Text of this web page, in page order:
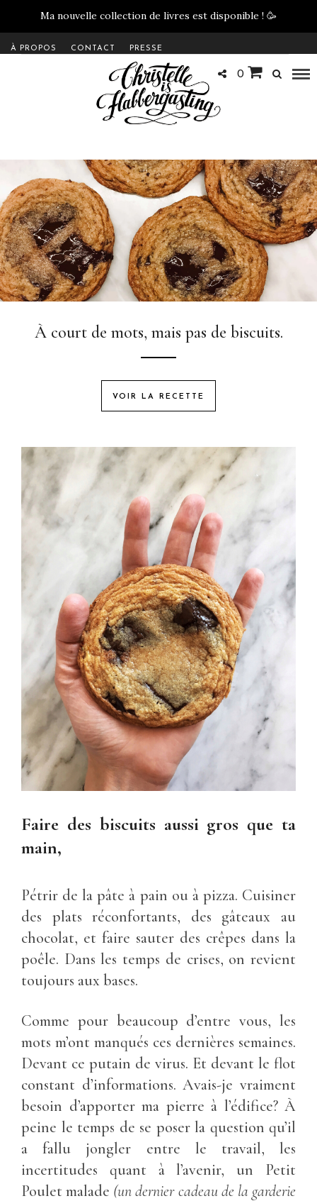
Ma nouvelle collection de livres est disponible ! 🥳
À PROPOS CONTACT PRESSE
0
À court de mots, mais pas de biscuits.
VOIR LA RECETTE
Faire des biscuits aussi gros que ta
main,
Pétrir de la pâte à pain ou à pizza. Cuisiner
des plats réconfortants, des gâteaux au
chocolat, et faire sauter des crêpes dans la
poêle. Dans les temps de crises, on revient
toujours aux bases.
Comme pour beaucoup d’entre vous, les
mots m’ont manqués ces dernières semaines.
Devant ce putain de virus. Et devant le flot
constant d’informations. Avais-je vraiment
besoin d’apporter ma pierre à l’édifice? À
peine le temps de se poser la question qu’il
a fallu jongler entre le travail, les
incertitudes quant à l’avenir, un Petit
Poulet malade (un dernier cadeau de la garderie